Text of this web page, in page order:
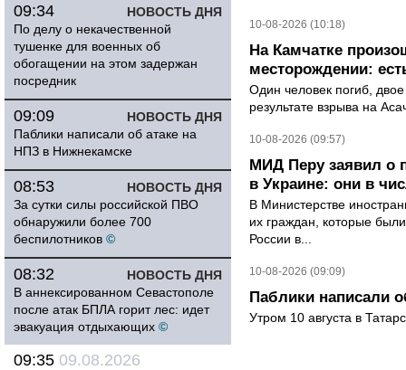
НОВОСТЬ ДНЯ
09:34
По делу о некачественной
тушенке для военных об
обогащении на этом задержан
посредник
НОВОСТЬ ДНЯ
09:09
Паблики написали об атаке на
НПЗ в Нижнекамске
НОВОСТЬ ДНЯ
08:53
За сутки силы российской ПВО
обнаружили более 700
беспилотников ©
НОВОСТЬ ДНЯ
08:32
В аннексированном Севастополе
после атак БПЛА горит лес: идет
эвакуация отдыхающих ©
09:35 09.08.2026
10-08-2026 (10:18)
На Камчатке
месторождении:
Один человек погиб,
результате взрыва на
10-08-2026 (09:57)
МИД Перу заявил о
в Украине: они в
В Министерстве
их граждан, которые
России в...
10-08-2026 (09:09)
Паблики написали
Утром 10 августа в